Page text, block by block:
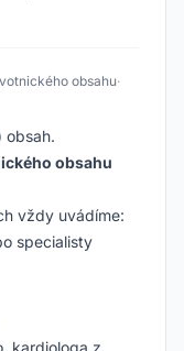
obsahu·
obsah.
obsahu
vždy uvádíme:
specialisty
kardiologa z